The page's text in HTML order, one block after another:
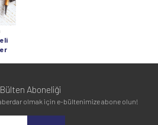
Aboneliği
olmak için e-bültenimize abone olun!